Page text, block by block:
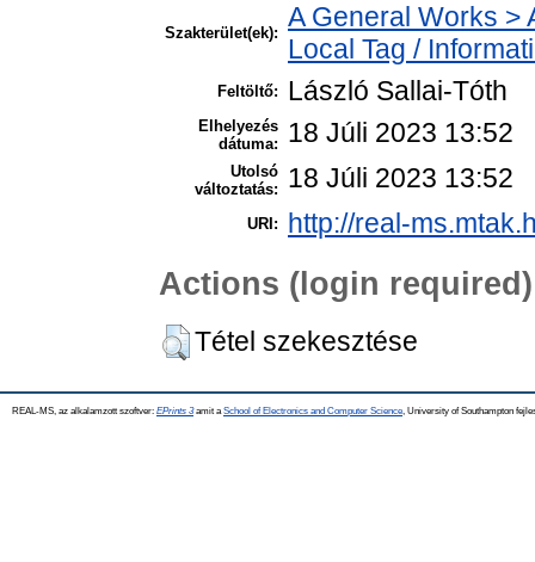
Szakterület(ek):
A General Works >
Local Tag /
Feltöltő: László Sallai-Tóth
Elhelyezés
dátuma:
18 Júli 2023 13:52
Utolsó
változtatás:
18 Júli 2023 13:52
URI: http://real-
Actions (login required)
Tétel szekesztése
REAL-MS, az alkalamzott szoftver: EPrints 3amit a School of Electronics and Computer Science , University of Southampton